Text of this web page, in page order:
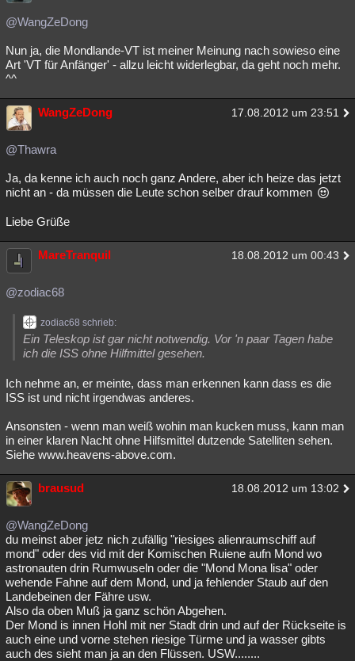
@WangZeDong
Nun ja, die Mondlande-VT ist meiner Meinung nach sowieso eine
Art 'VT für Anfänger' - allzu leicht widerlegbar, da geht noch mehr.
^^
WangZeDong 17.08.2012 um 23:51
@Thawra
Ja, da kenne ich auch noch ganz Andere, aber ich heize das jetzt
nicht an - da müssen die Leute schon selber drauf kommen
Liebe Grüße
MareTranquil 18.08.2012 um 00:43
@zodiac68
zodiac68 schrieb:
Ein Teleskop ist gar nicht notwendig. Vor 'n paar Tagen habe
ich die ISS ohne Hilfmittel gesehen.
Ich nehme an, er meinte, dass man erkennen kann dass es die
ISS ist und nicht irgendwas anderes.
Ansonsten - wenn man weiß wohin man kucken muss, kann man
in einer klaren Nacht ohne Hilfsmittel dutzende Satelliten sehen.
Siehe www.heavens-above.com.
brausud 18.08.2012 um 13:02
@WangZeDong
du meinst aber jetz nich zufällig "riesiges alienraumschiff auf
mond" oder des vid mit der Komischen Ruiene aufn Mond wo
astronauten drin Rumwuseln oder die "Mond Mona lisa" oder
wehende Fahne auf dem Mond, und ja fehlender Staub auf den
Landebeinen der Fähre usw.
Also da oben Muß ja ganz schön Abgehen.
Der Mond is innen Hohl mit ner Stadt drin und auf der Rückseite is
auch eine und vorne stehen riesige Türme und ja wasser gibts
auch des sieht man ja an den Flüssen. USW........